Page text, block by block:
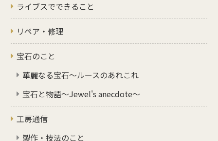
ライブスでできること
リペア・修理
宝石のこと
華麗なる宝石～ルースのあれこれ
宝石と物語～Jewel's anecdote～
工房通信
製作・技法のこと